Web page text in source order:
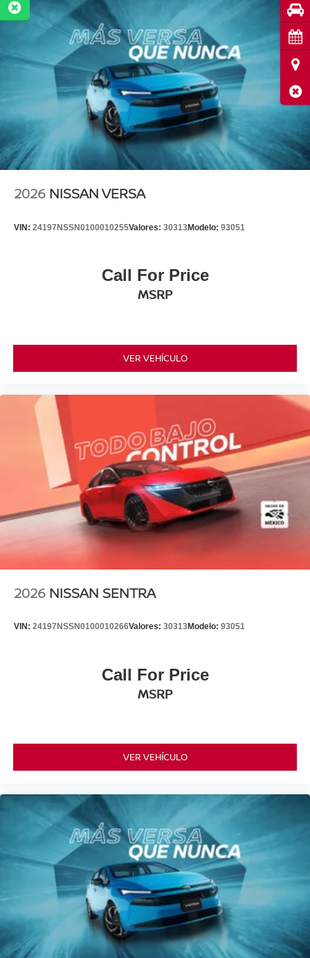
2026 NISSAN VERSA
VIN: 24197NSSN0100010255Valores: 30313Modelo: 93051
Call For Price
MSRP
VER VEHÍCULO
2026 NISSAN SENTRA
VIN: 24197NSSN0100010266Valores: 30313Modelo: 93051
Call For Price
MSRP
VER VEHÍCULO